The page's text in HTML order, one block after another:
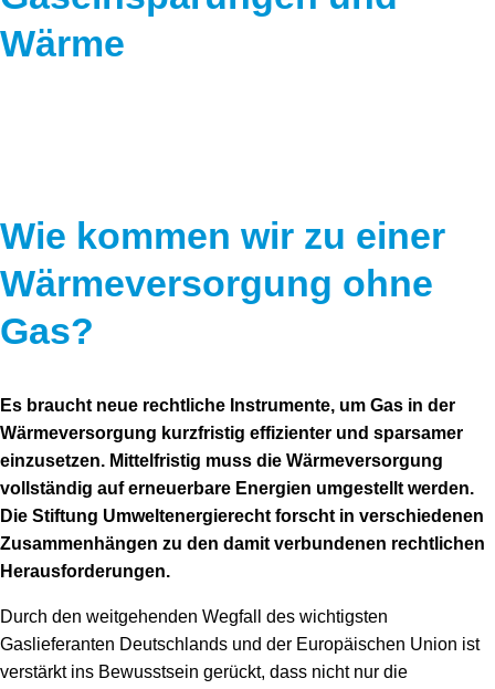
Wärme
Wie kommen wir zu einer
Wärmeversorgung ohne
Gas?
Es braucht neue rechtliche Instrumente, um Gas in der
Wärmeversorgung kurzfristig effizienter und sparsamer
einzusetzen. Mittelfristig muss die Wärmeversorgung
vollständig auf erneuerbare Energien umgestellt werden.
Die Stiftung Umweltenergierecht forscht in verschiedenen
Zusammenhängen zu den damit verbundenen rechtlichen
Herausforderungen.
Durch den weitgehenden Wegfall des wichtigsten
Gaslieferanten Deutschlands und der Europäischen Union ist
verstärkt ins Bewusstsein gerückt, dass nicht nur die